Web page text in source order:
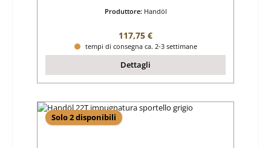
Produttore: Handöl
Prezzo normale:
117,75 €
tempi di consegna ca. 2-3 settimane
Dettagli
Solo 2 disponibili